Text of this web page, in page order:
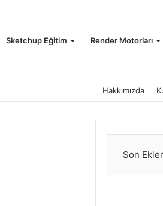
Sketchup Eğitim Render Motorları
Hakkımızda
Son